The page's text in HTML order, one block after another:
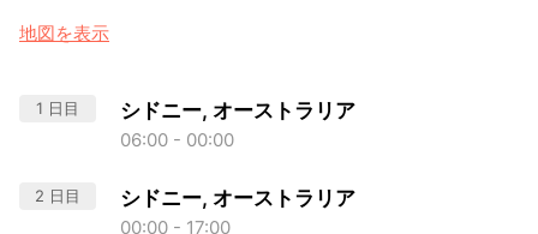
地図を表示
1 日目 シドニー, オーストラリア
06:00 - 00:00
2 日目 シドニー, オーストラリア
00:00 - 17:00